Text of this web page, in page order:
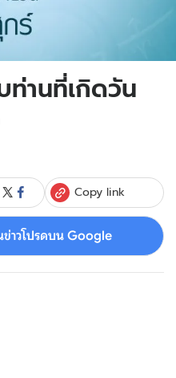
ท่านที่เกิดวัน
Copy link
าวโปรดบน Google